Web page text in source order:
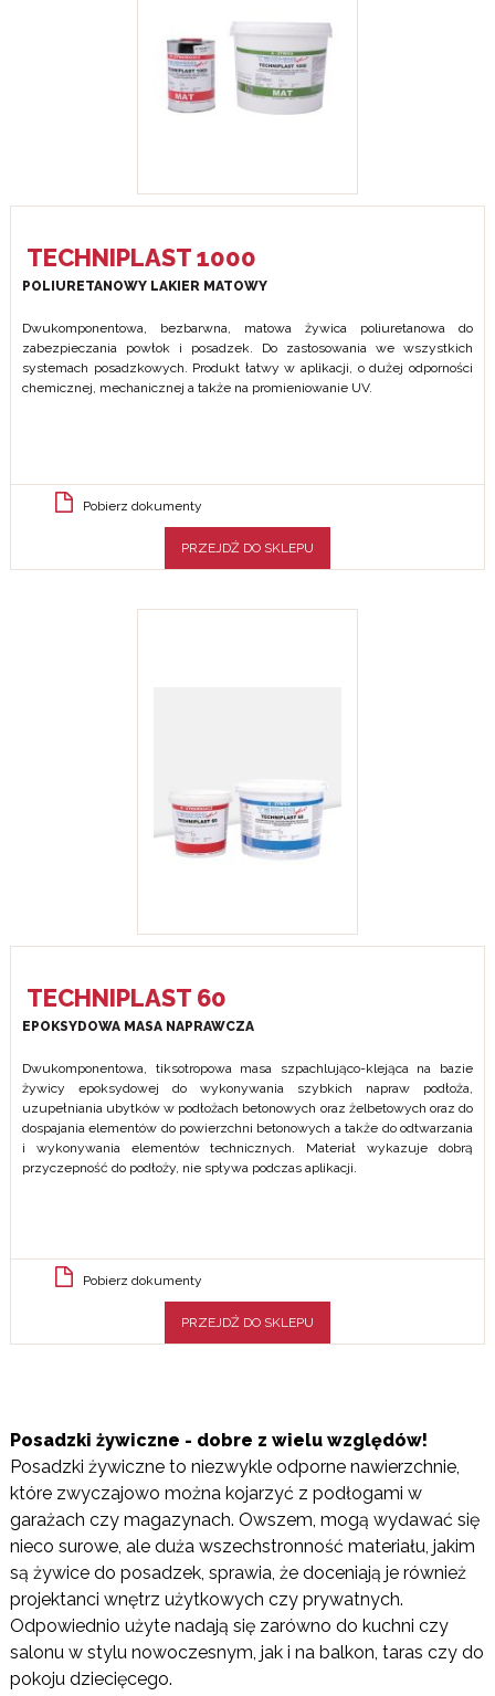
TECHNIPLAST 1000
POLIURETANOWY LAKIER MATOWY
Dwukomponentowa, bezbarwna, matowa żywica poliuretanowa do
zabezpieczania powłok i posadzek. Do zastosowania we wszystkich
systemach posadzkowych. Produkt łatwy w aplikacji, o dużej odporności
chemicznej, mechanicznej a także na promieniowanie UV.
Pobierz dokumenty
PRZEJDŹ DO SKLEPU
TECHNIPLAST 60
EPOKSYDOWA MASA NAPRAWCZA
Dwukomponentowa, tiksotropowa masa szpachlująco-klejąca na bazie
żywicy epoksydowej do wykonywania szybkich napraw podłoża,
uzupełniania ubytków w podłożach betonowych oraz żelbetowych oraz do
dospajania elementów do powierzchni betonowych a także do odtwarzania
i wykonywania elementów technicznych. Materiał wykazuje dobrą
przyczepność do podłoży, nie spływa podczas aplikacji.
Pobierz dokumenty
PRZEJDŹ DO SKLEPU
Posadzki żywiczne - dobre z wielu względów!
Posadzki żywiczne to niezwykle odporne nawierzchnie,
które zwyczajowo można kojarzyć z podłogami w
garażach czy magazynach. Owszem, mogą wydawać się
nieco surowe, ale duża wszechstronność materiału, jakim
są żywice do posadzek, sprawia, że doceniają je również
projektanci wnętrz użytkowych czy prywatnych.
Odpowiednio użyte nadają się zarówno do kuchni czy
salonu w stylu nowoczesnym, jak i na balkon, taras czy do
pokoju dziecięcego.